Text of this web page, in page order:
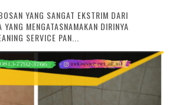
YANG SANGAT EKSTRIM DARI
MENGATASNAMAKAN DIRINYA
SERVICE PAN...